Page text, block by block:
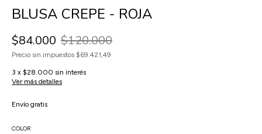
BLUSA CREPE - ROJA
$84.000 $120.000
Precio sin impuestos $69.421,49
3 x $28.000 sin interés
Ver más detalles
Envío gratis
COLOR